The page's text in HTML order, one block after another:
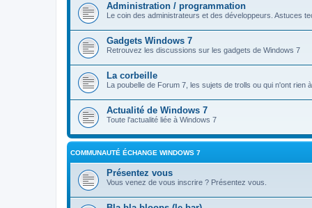
Administration / programmation
Le coin des administrateurs et des développeurs. Astuces
Gadgets Windows 7
Retrouvez les discussions sur les gadgets de Windows 7
La corbeille
La poubelle de Forum 7, les sujets de trolls ou qui n'ont rien
Actualité de Windows 7
Toute l'actualité liée à Windows 7
COMMUNAUTÉ ÉCHANGE WINDOWS 7
Présentez vous
Vous venez de vous inscrire ? Présentez vous.